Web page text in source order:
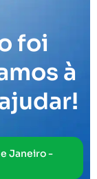
foi
à
Janeiro -